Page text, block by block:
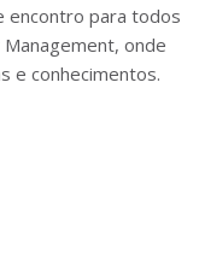
encontro para todos
onde
e conhecimentos.